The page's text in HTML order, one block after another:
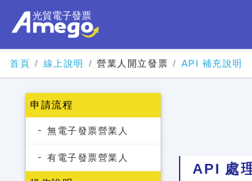
首頁 線上說明 營業人開立發票 API 補充說明
申請流程
無電子發票營業人
有電子發票營業人
API 處